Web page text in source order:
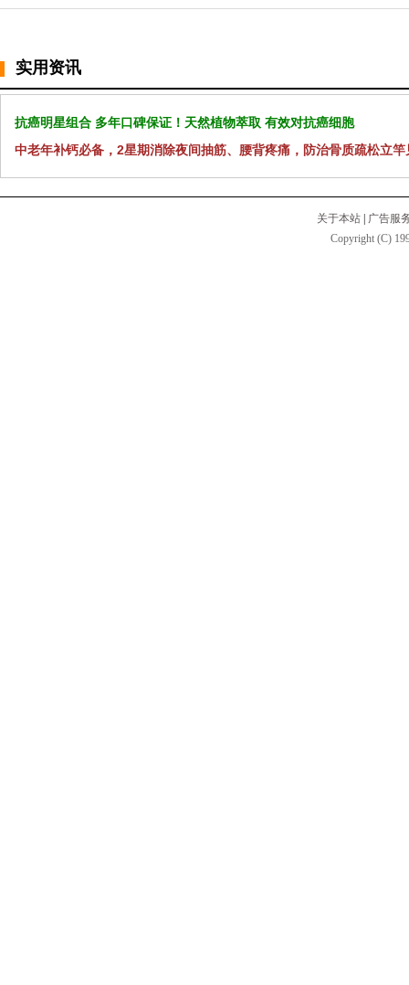
实用资讯
抗癌明星组合 多年口碑保证！天然植物萃取 有效对抗癌细胞
中老年补钙必备，2星期消除夜间抽筋、腰背疼痛，防治骨质疏松立竿
关于本站
广告服
Copyright (C)